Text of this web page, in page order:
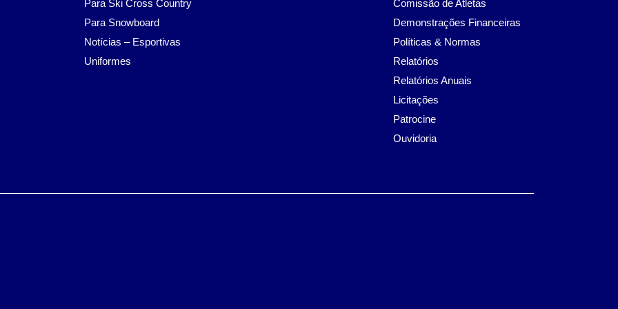
Para Ski Cross Country
Para Snowboard
Notícias – Esportivas
Uniformes
Comissão de Atletas
Demonstrações Financeiras
Políticas & Normas
Relatórios
Relatórios Anuais
Licitações
Patrocine
Ouvidoria